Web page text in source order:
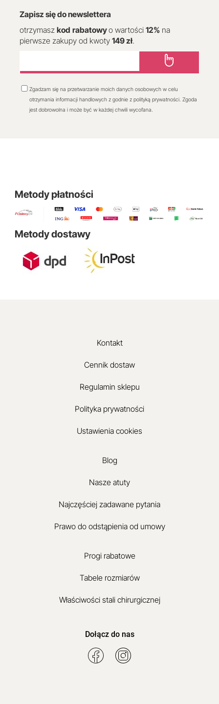
Zapisz się do newslettera
otrzymasz kod rabatowyo wartości 12% na
pierwsze zakupy od kwoty 149 zł.
Zgadzam się na przetwarzanie moich danych osobowych w celu
otrzymania informacji handlowych z godnie z polityką prywatności. Zgoda
jest dobrowolna i może być w każdej chwili wycofana.
Metody płatności
Metody dostawy
Kontakt
Cennik dostaw
Regulamin sklepu
Polityka prywatności
Ustawienia cookies
Blog
Nasze atuty
Najczęściej zadawane pytania
Prawo do odstąpienia od umowy
Progi rabatowe
Tabele rozmiarów
Właściwości stali chirurgicznej
Dołącz do nas